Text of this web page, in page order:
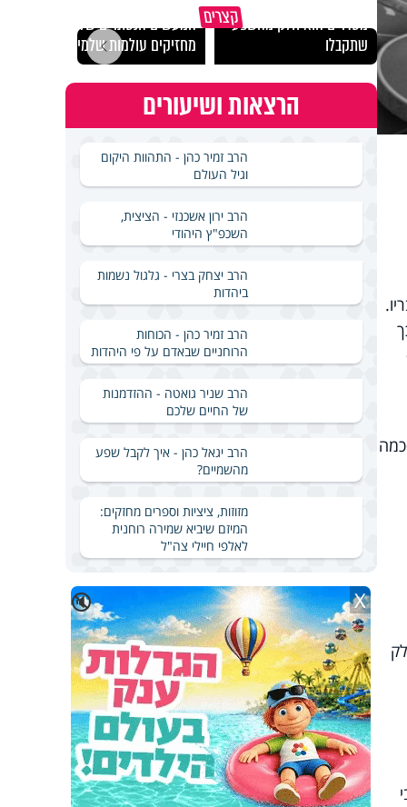
קצריםמסדרים הוא חלק מהשפע
שתקבלו
המעשים הנסתרים שלנו
מחזיקים עולמות שלמים
הרצאות ושיעורים
הרב זמיר כהן - התהוות היקום
וגיל העולם
הרב ירון אשכנזי - הציצית,
השכפ"ץ היהודי
הרב יצחק בצרי - גלגול נשמות
ביהדות
הרב זמיר כהן - הכוחות
הרוחניים שבאדם על פי היהדות
הרב שניר גואטה - ההזדמנות
של החיים שלכם
הרב יגאל כהן - איך לקבל שפע
מהשמיים?
מזוזות, ציציות וספרים מחזקים:
המיזם שיביא שמירה רוחנית
לאלפי חיילי צה"ל
🔇 X